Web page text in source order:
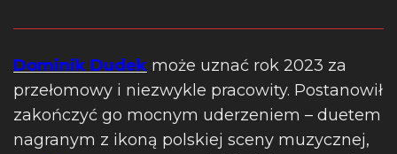
Dominik Dudek może uznać rok 2023 za
przełomowy i niezwykle pracowity. Postanowił
zakończyć go mocnym uderzeniem – duetem
nagranym z ikoną polskiej sceny muzycznej,